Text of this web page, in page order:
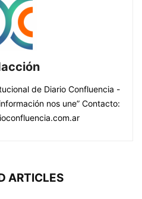
de Diario Confluencia -
nos une” Contacto:
ARTICLES